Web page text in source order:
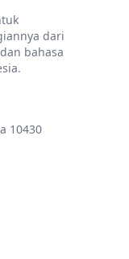
dari
bahasa
10430